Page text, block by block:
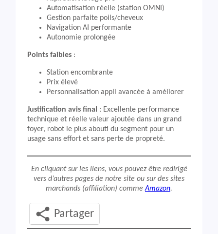
Automatisation réelle (station OMNI)
Gestion parfaite poils/cheveux
Navigation AI performante
Autonomie prolongée
Points faibles :
Station encombrante
Prix élevé
Personnalisation appli avancée à améliorer
Justification avis final
: Excellente performance
technique et réelle valeur ajoutée dans un grand
foyer, robot le plus abouti du segment pour un
usage sans effort et sans perte de propreté.
En cliquant sur les liens, vous pouvez être redirigé
vers d’autres pages de notre site ou sur des sites
marchands (affiliation) commeAmazon.
Partager